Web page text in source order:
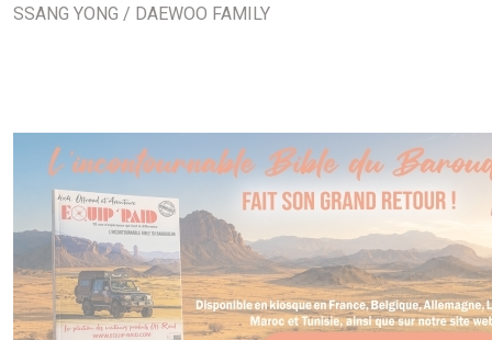
SSANG YONG / DAEWOO FAMILY